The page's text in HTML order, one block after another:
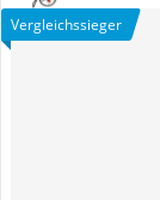
Vergleichssieger